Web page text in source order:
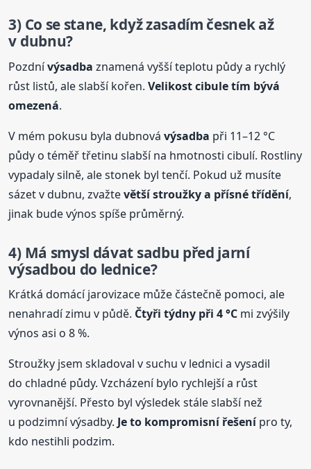
3) Co se stane, když zasadím česnek až
v dubnu?
Pozdnívýsadba znamená vyšší teplotu půdy a rychlý
růst listů, ale slabší kořen.Velikost cibule tím bývá
omezená.
V mém pokusu byla dubnovávýsadba při 11–12 °C
půdy o téměř třetinu slabší na hmotnosti cibulí. Rostliny
vypadaly silně, ale stonek byl tenčí. Pokud už musíte
sázet v dubnu, zvažtevětší stroužky a přísné třídění,
jinak bude výnos spíše průměrný.
4) Má smysl dávat sadbu před jarní
výsadbou do lednice?
Krátká domácí jarovizace může částečně pomoci, ale
nenahradí zimu v půdě. Čtyři týdny při 4 °C mi zvýšily
výnos asi o 8 %.
Stroužky jsem skladoval v suchu v lednici a vysadil
do chladné půdy. Vzcházení bylo rychlejší a růst
vyrovnanější. Přesto byl výsledek stále slabší než
u podzimní výsadby. Je to kompromisní řešenípro ty,
kdo nestihli podzim.